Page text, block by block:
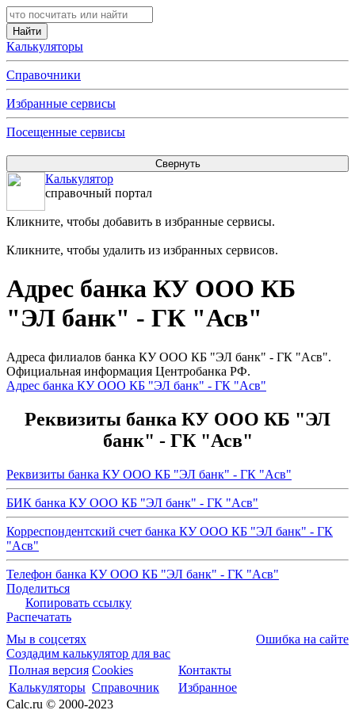
Калькуляторы
Справочники
Избранные сервисы
Посещенные сервисы
Калькулятор
справочный портал
Кликните, чтобы добавить в избранные сервисы.
Кликните, чтобы удалить из избранных сервисов.
Адрес банка КУ ООО КБ
"ЭЛ банк" - ГК "Асв"
Адреса филиалов банка КУ ООО КБ "ЭЛ банк" - ГК "Асв".
Официальная информация Центробанка РФ.
Адрес банка КУ ООО КБ "ЭЛ банк" - ГК "Асв"
Реквизиты банка КУ ООО КБ "ЭЛ
банк" - ГК "Асв"
Реквизиты банка КУ ООО КБ "ЭЛ банк" - ГК "Асв"
БИК банка КУ ООО КБ "ЭЛ банк" - ГК "Асв"
Корреспондентский счет банка КУ ООО КБ "ЭЛ банк" - ГК
"Асв"
Телефон банка КУ ООО КБ "ЭЛ банк" - ГК "Асв"
Поделиться
Копировать ссылку
Распечатать
Мы в соцсетях
Ошибка на сайте
Создадим калькулятор для вас
Полная версия Cookies
Контакты
Калькуляторы Справочник
Избранное
Calc.ru © 2000-2023